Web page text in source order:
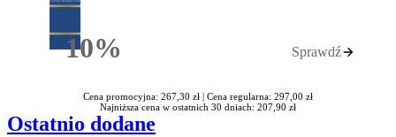
10%Rabatu Sprawdź
Cena promocyjna: 267,30 zł | Cena regularna: 297,00 zł
Najniższa cena w ostatnich 30 dniach: 207,90 zł
Ostatnio dodane